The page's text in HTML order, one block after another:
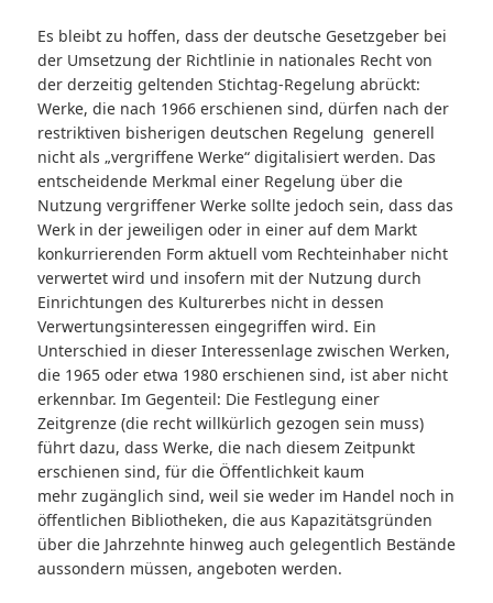
Es bleibt zu hoffen, dass der deutsche Gesetzgeber bei
der Umsetzung der Richtlinie in nationales Recht von
der derzeitig geltenden Stichtag-Regelung abrückt:
Werke, die nach 1966 erschienen sind, dürfen nach der
restriktiven bisherigen deutschen Regelung generell
nicht als „vergriffene Werke“ digitalisiert werden. Das
entscheidende Merkmal einer Regelung über die
Nutzung vergriffener Werke sollte jedoch sein, dass das
Werk in der jeweiligen oder in einer auf dem Markt
konkurrierenden Form aktuell vom Rechteinhaber nicht
verwertet wird und insofern mit der Nutzung durch
Einrichtungen des Kulturerbes nicht in dessen
Verwertungsinteressen eingegriffen wird. Ein
Unterschied in dieser Interessenlage zwischen Werken,
die 1965 oder etwa 1980 erschienen sind, ist aber nicht
erkennbar. Im Gegenteil: Die Festlegung einer
Zeitgrenze (die recht willkürlich gezogen sein muss)
führt dazu, dass Werke, die nach diesem Zeitpunkt
erschienen sind, für die Öffentlichkeit kaum
mehr zugänglich sind, weil sie weder im Handel noch in
öffentlichen Bibliotheken, die aus Kapazitätsgründen
über die Jahrzehnte hinweg auch gelegentlich Bestände
aussondern müssen, angeboten werden.